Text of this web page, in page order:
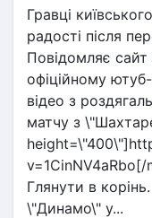
Гравці
радості після
Повідомляє
офіційному
відео з
матчу з
Глянути в
\"Динамо\" у...